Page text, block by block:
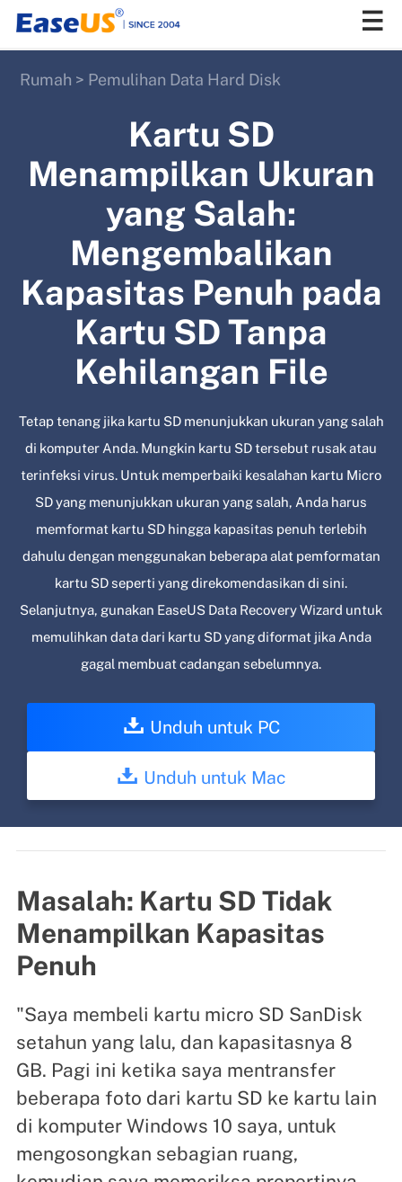
Rumah > Pemulihan Data Hard Disk
Kartu SD
Menampilkan Ukuran
yang Salah:
Mengembalikan
Kapasitas Penuh pada
Kartu SD Tanpa
Kehilangan File
Tetap tenang jika kartu SD menunjukkan ukuran yang salah
di komputer Anda. Mungkin kartu SD tersebut rusak atau
terinfeksi virus. Untuk memperbaiki kesalahan kartu Micro
SD yang menunjukkan ukuran yang salah, Anda harus
memformat kartu SD hingga kapasitas penuh terlebih
dahulu dengan menggunakan beberapa alat pemformatan
kartu SD seperti yang direkomendasikan di sini.
Selanjutnya, gunakan EaseUS Data Recovery Wizard untuk
memulihkan data dari kartu SD yang diformat jika Anda
gagal membuat cadangan sebelumnya.
Unduh untuk PC
Unduh untuk Mac
Masalah: Kartu SD Tidak
Menampilkan Kapasitas
Penuh
"Saya membeli kartu micro SD SanDisk
setahun yang lalu, dan kapasitasnya 8
GB. Pagi ini ketika saya mentransfer
beberapa foto dari kartu SD ke kartu lain
di komputer Windows 10 saya, untuk
mengosongkan sebagian ruang,